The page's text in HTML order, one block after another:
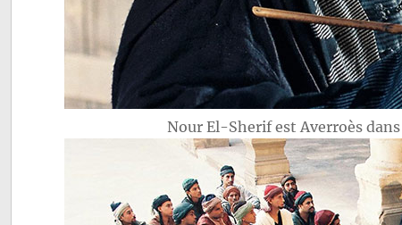
Nour El-Sherif est Averroès dans